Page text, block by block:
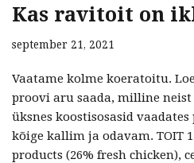
Kas ravitoit on
september 21, 2021
Vaatame kolme koeratoitu.
proovi aru saada, milline
üksnes koostisosasid
kõige kallim ja odavam. TOIT
products (26% fresh chicken),